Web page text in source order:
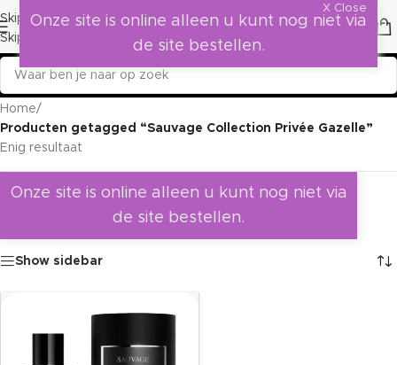
Skip to navigation
Skip to main content
Home/
Producten getagged “Sauvage Collection Privée Gazelle”
Enig resultaat
Onze site is online alleen u kunt nog niet via
de site bestellen.
Show sidebar
X Close
Onze site is online alleen u kunt nog niet via
de site bestellen.